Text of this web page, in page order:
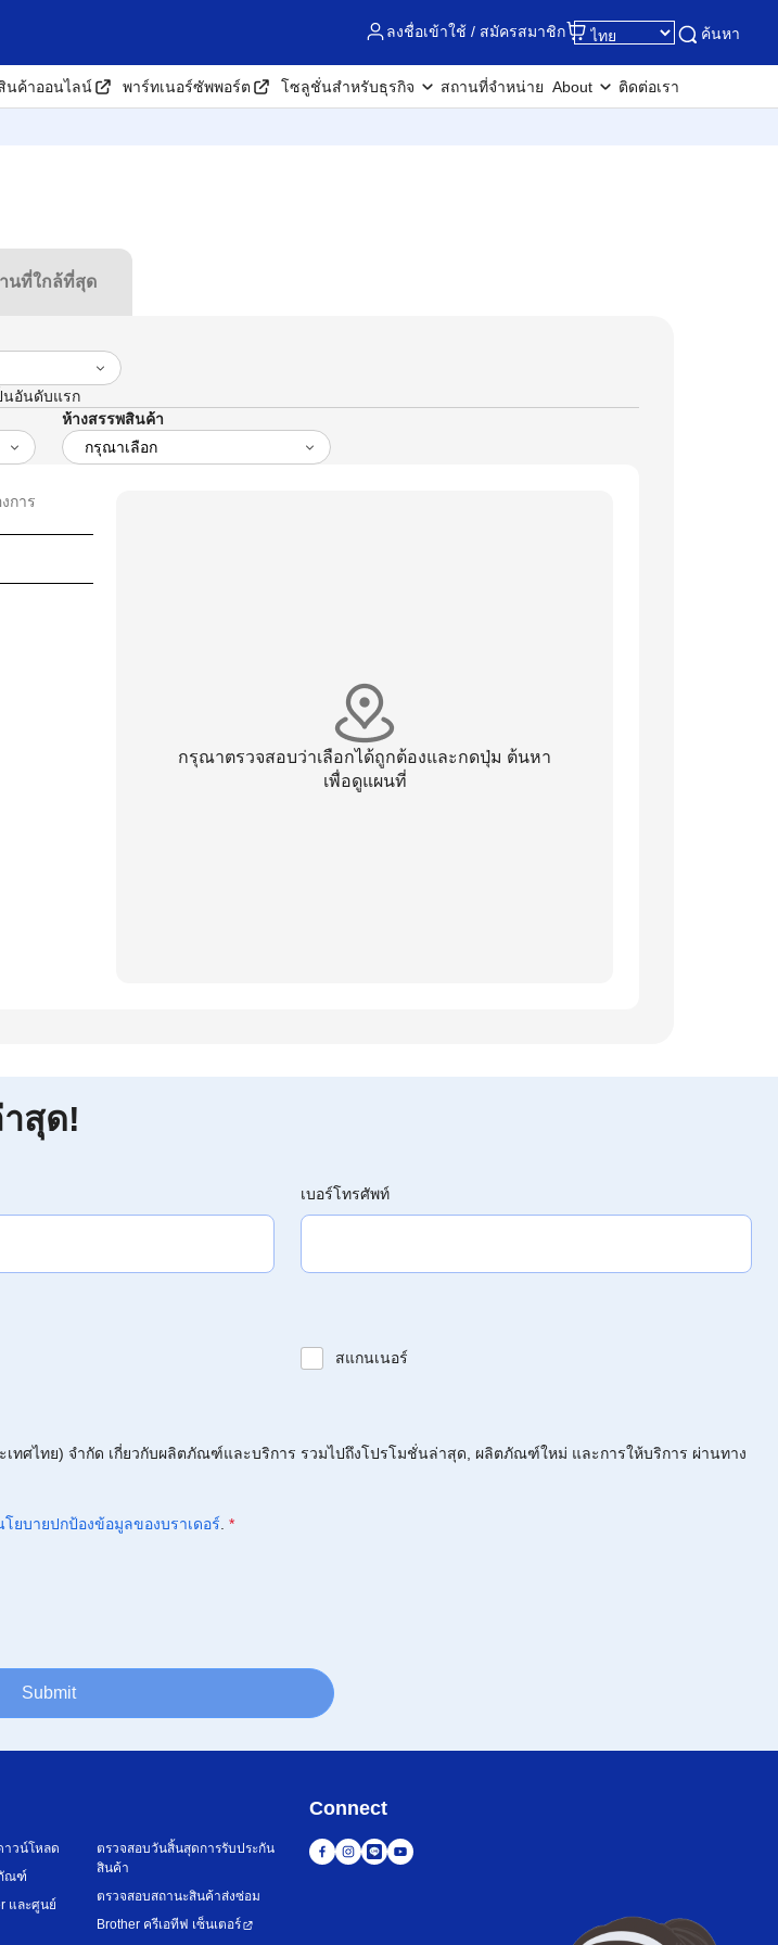
ลงชื่อเข้าใช้ / สมัครสมาชิก ค้นหา
นค้าออนไลน์ พาร์ทเนอร์ซัพพอร์ต โซลูชั่นสำหรับธุรกิจ สถานที่จำหน่าย About ติดต่อเรา
นที่ใกล้ที่สุด
นอันดับแรก
ห้างสรรพสินค้า
การ
กรุณาตรวจสอบว่าเลือกได้ถูกต้องและกดปุ่ม ต้นหา
เพื่อดูแผนที่
สุด!
เบอร์โทรศัพท์
สแกนเนอร์
ทศไทย) จำกัด เกี่ยวกับผลิตภัณฑ์และบริการ รวมไปถึงโปรโมชั่นล่าสุด, ผลิตภัณฑ์ใหม่ และการให้บริการ ผ่านทาง
โยบายปกป้องข้อมูลของบราเดอร์. *
Submit
าวน์โหลด
ณฑ์
และศูนย์
ตรวจสอบวันสิ้นสุดการรับประกัน
สินค้า
ตรวจสอบสถานะสินค้าส่งซ่อม
Brother ครีเอทีฟ เซ็นเตอร์
Connect